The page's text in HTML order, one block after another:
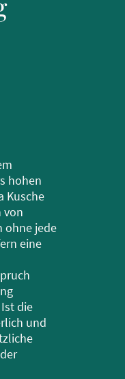
hohen
Kusche
von
ohne jede
eine
die
und